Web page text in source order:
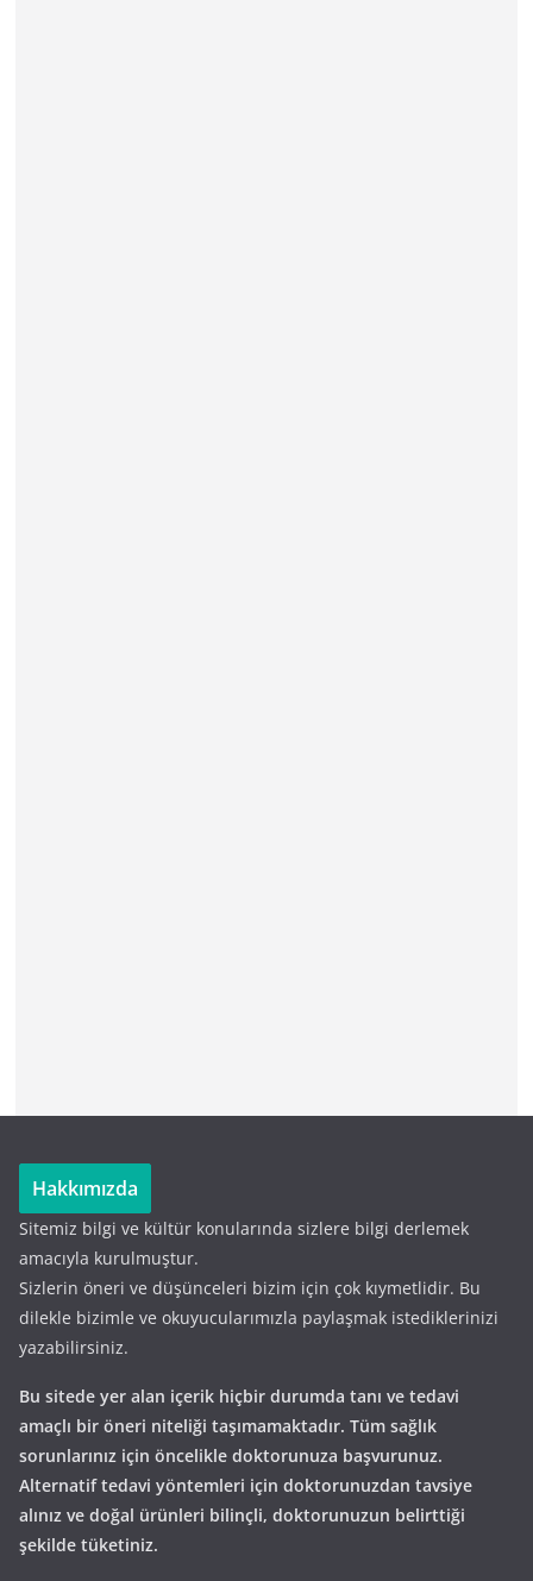
Hakkımızda
Sitemiz bilgi ve kültür konularında sizlere bilgi derlemek
amacıyla kurulmuştur.
Sizlerin öneri ve düşünceleri bizim için çok kıymetlidir. Bu
dilekle bizimle ve okuyucularımızla paylaşmak istediklerinizi
yazabilirsiniz.
Bu sitede yer alan içerik hiçbir durumda tanı ve tedavi
amaçlı bir öneri niteliği taşımamaktadır. Tüm sağlık
sorunlarınız için öncelikle doktorunuza başvurunuz.
Alternatif tedavi yöntemleri için doktorunuzdan tavsiye
alınız ve doğal ürünleri bilinçli, doktorunuzun belirttiği
şekilde tüketiniz.